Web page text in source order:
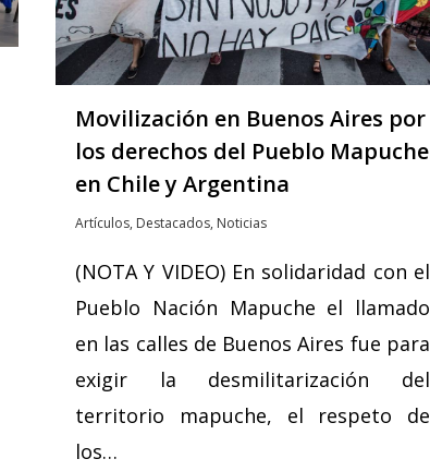
Movilización en Buenos Aires por
los derechos del Pueblo Mapuche
en Chile y Argentina
Artículos, Destacados, Noticias
(NOTA Y VIDEO) En solidaridad con el
Pueblo Nación Mapuche el llamado
en las calles de Buenos Aires fue para
exigir la desmilitarización del
territorio mapuche, el respeto de
los…